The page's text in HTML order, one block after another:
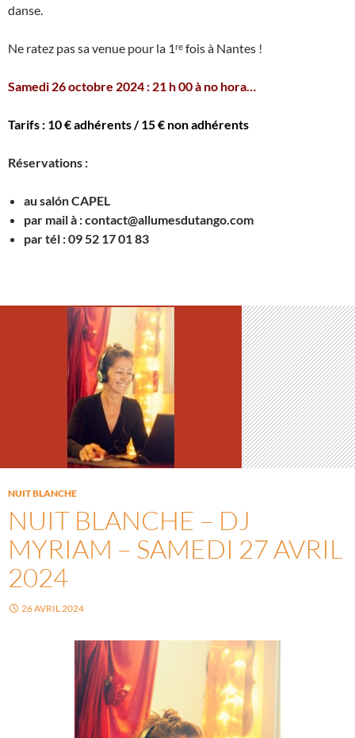
danse.
Ne ratez pas sa venue pour la 1ʳᵉ fois à Nantes !
Samedi 26 octobre 2024 : 21 h 00 à no hora…
Tarifs : 10 € adhérents / 15 € non adhérents
Réservations :
au salón CAPEL
par mail à : contact@allumesdutango.com
par tél : 09 52 17 01 83
NUIT BLANCHE
NUIT BLANCHE – DJ
MYRIAM – SAMEDI 27 AVRIL
2024
26 AVRIL 2024